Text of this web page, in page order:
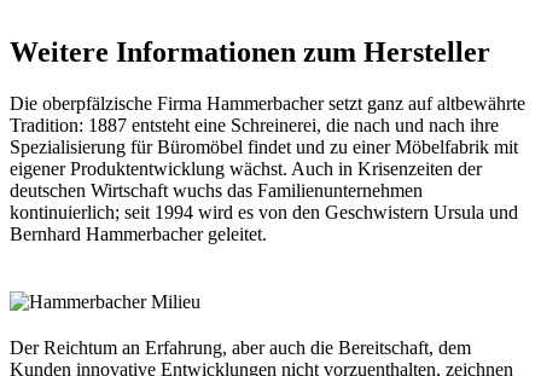
Weitere Informationen zum Hersteller
Die oberpfälzische Firma Hammerbacher setzt ganz auf altbewährte
Tradition: 1887 entsteht eine Schreinerei, die nach und nach ihre
Spezialisierung für Büromöbel findet und zu einer Möbelfabrik mit
eigener Produktentwicklung wächst. Auch in Krisenzeiten der
deutschen Wirtschaft wuchs das Familienunternehmen
kontinuierlich; seit 1994 wird es von den Geschwistern Ursula und
Bernhard Hammerbacher geleitet.
Der Reichtum an Erfahrung, aber auch die Bereitschaft, dem
Kunden innovative Entwicklungen nicht vorzuenthalten, zeichnen